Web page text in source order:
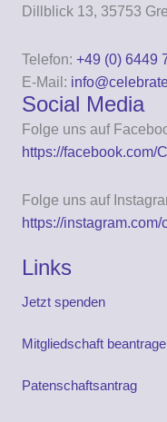
Dillblick 13, 35753
Telefon: +49 (0) 6449
E-Mail:
Social Media
Folge uns auf
https://facebook.com/
Folge uns auf
https://
Links
Jetzt spenden
Mitgliedschaft
Patenschaftsantrag